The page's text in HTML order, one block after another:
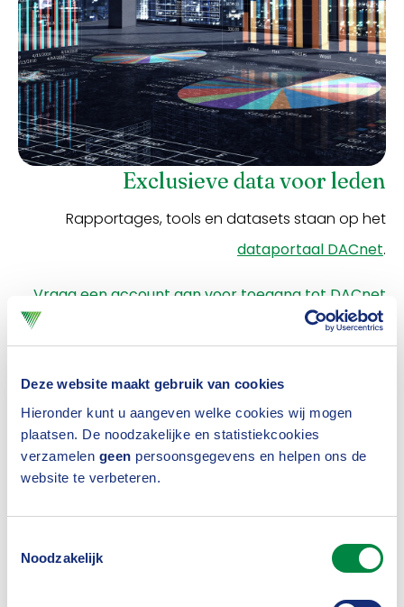
Deze website maakt gebruik van cookies
Hieronder kunt u aangeven welke cookies wij mogen
plaatsen. De noodzakelijke en statistiekcookies
verzamelen geen persoonsgegevens en helpen ons de
website te verbeteren.
Noodzakelijk
Exclusieve data voor leden
Rapportages, tools en datasets staan op het
dataportaal DACnet.
Vraag een account aan voor toegang tot DACnet
van het Verbond)
Ter illustratie - voor leden
een actuaris kan gebruik maken van
kansenstelsels en risicostatistieken